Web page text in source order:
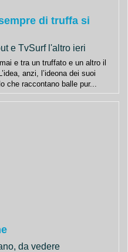
di truffa si
e TvSurf l'altro ieri
e tra un truffato e un altro il
anzi, l’ideona dei suoi
che raccontano balle pur...
da vedere